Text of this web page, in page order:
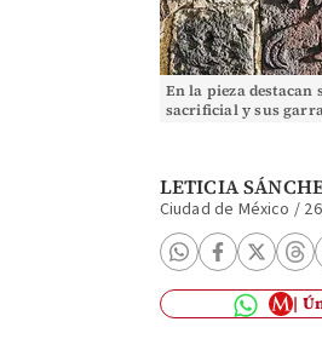
En la pieza
sacrificial y sus
LETICIA
Ciudad de México /